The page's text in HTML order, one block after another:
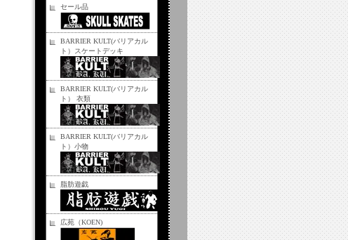
セール品
BARRIER KULT(バリアカル
ト）スケートデッキ
BARRIER KULT(バリアカル
ト） 衣類
BARRIER KULT(バリアカル
ト）小物
脂肪遊戯
広苑（KOEN)